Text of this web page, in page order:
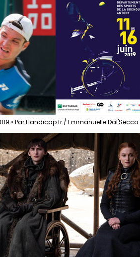
• Par Handicap.fr / Emmanuelle Dal'Secco